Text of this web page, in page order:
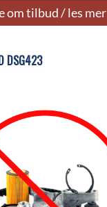
om tilbud / les mer
DSG423